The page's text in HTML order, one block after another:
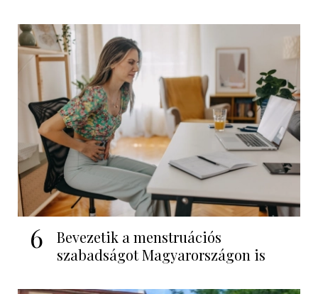
6
Bevezetik a menstruációs
szabadságot Magyarországon is